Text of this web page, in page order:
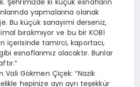
yapmalarına olanak
Bu küçük sanayimi derseniz,
bırakmıyor ve bu bir KOBİ
içerisinde tamirci, kaportacı,
esnaflarımız olacaktır. Bunlar
Vali Gökmen Çiçek: “Nazik
hepinize ayrı ayrı teşekkür